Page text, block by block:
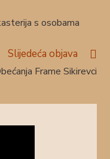
s osobama
Slijedeća objava
Frame Sikirevci